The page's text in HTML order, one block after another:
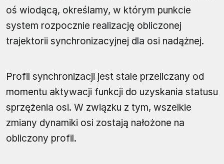
oś wiodącą, określamy, w którym punkcie
system rozpocznie realizację obliczonej
trajektorii synchronizacyjnej dla osi nadążnej.
Profil synchronizacji jest stale przeliczany od
momentu aktywacji funkcji do uzyskania statusu
sprzężenia osi. W związku z tym, wszelkie
zmiany dynamiki osi zostają nałożone na
obliczony profil.